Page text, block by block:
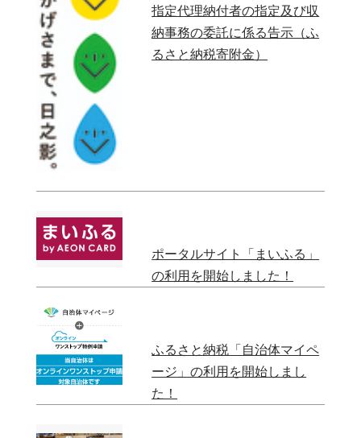
指定代理納付者の指定及び収
納事務の委託に係る告示（ふ
るさと納税寄附金）
ポータルサイト「まいふる」
の利用を開始しました！
ふるさと納税「自治体マイペ
ージ」の利用を開始しまし
た！